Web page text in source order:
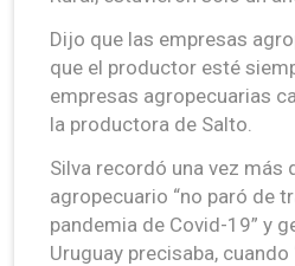
Dijo que las empresas
que el productor esté
empresas agropecuarias
la productora de Salto.
Silva recordó una vez más
agropecuario “no paró de
pandemia de Covid-19” y
Uruguay precisaba,